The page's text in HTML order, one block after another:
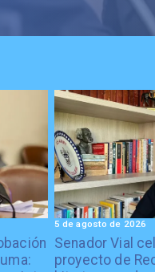
Senador Vial
proyecto de
5 de agosto de 2026